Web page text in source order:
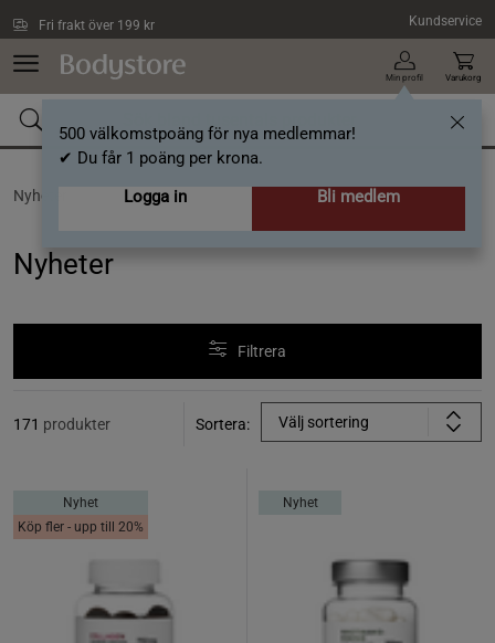
Fri frakt över 199 kr Kundservice
Min profil
500 välkomstpoäng för nya medlemmar!
✔ Du får 1 poäng per krona.
Logga in
Bli medlem
Varukorg
Nyheter
Nyheter
Filtrera
171 produkter Sortera: Välj sortering
Nyhet
Köp fler - upp till 20%
Nyhet